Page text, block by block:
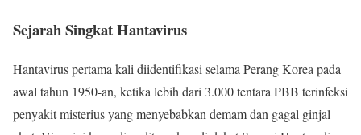
Sejarah Singkat Hantavirus
Hantavirus pertama kali diidentifikasi selama Perang Korea pada
awal tahun 1950-an, ketika lebih dari 3.000 tentara PBB terinfeksi
penyakit misterius yang menyebabkan demam dan gagal ginjal